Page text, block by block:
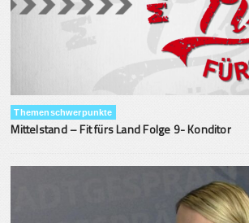
Themenschwerpunkte
Mittelstand – Fit fürs Land Folge 9- Konditor